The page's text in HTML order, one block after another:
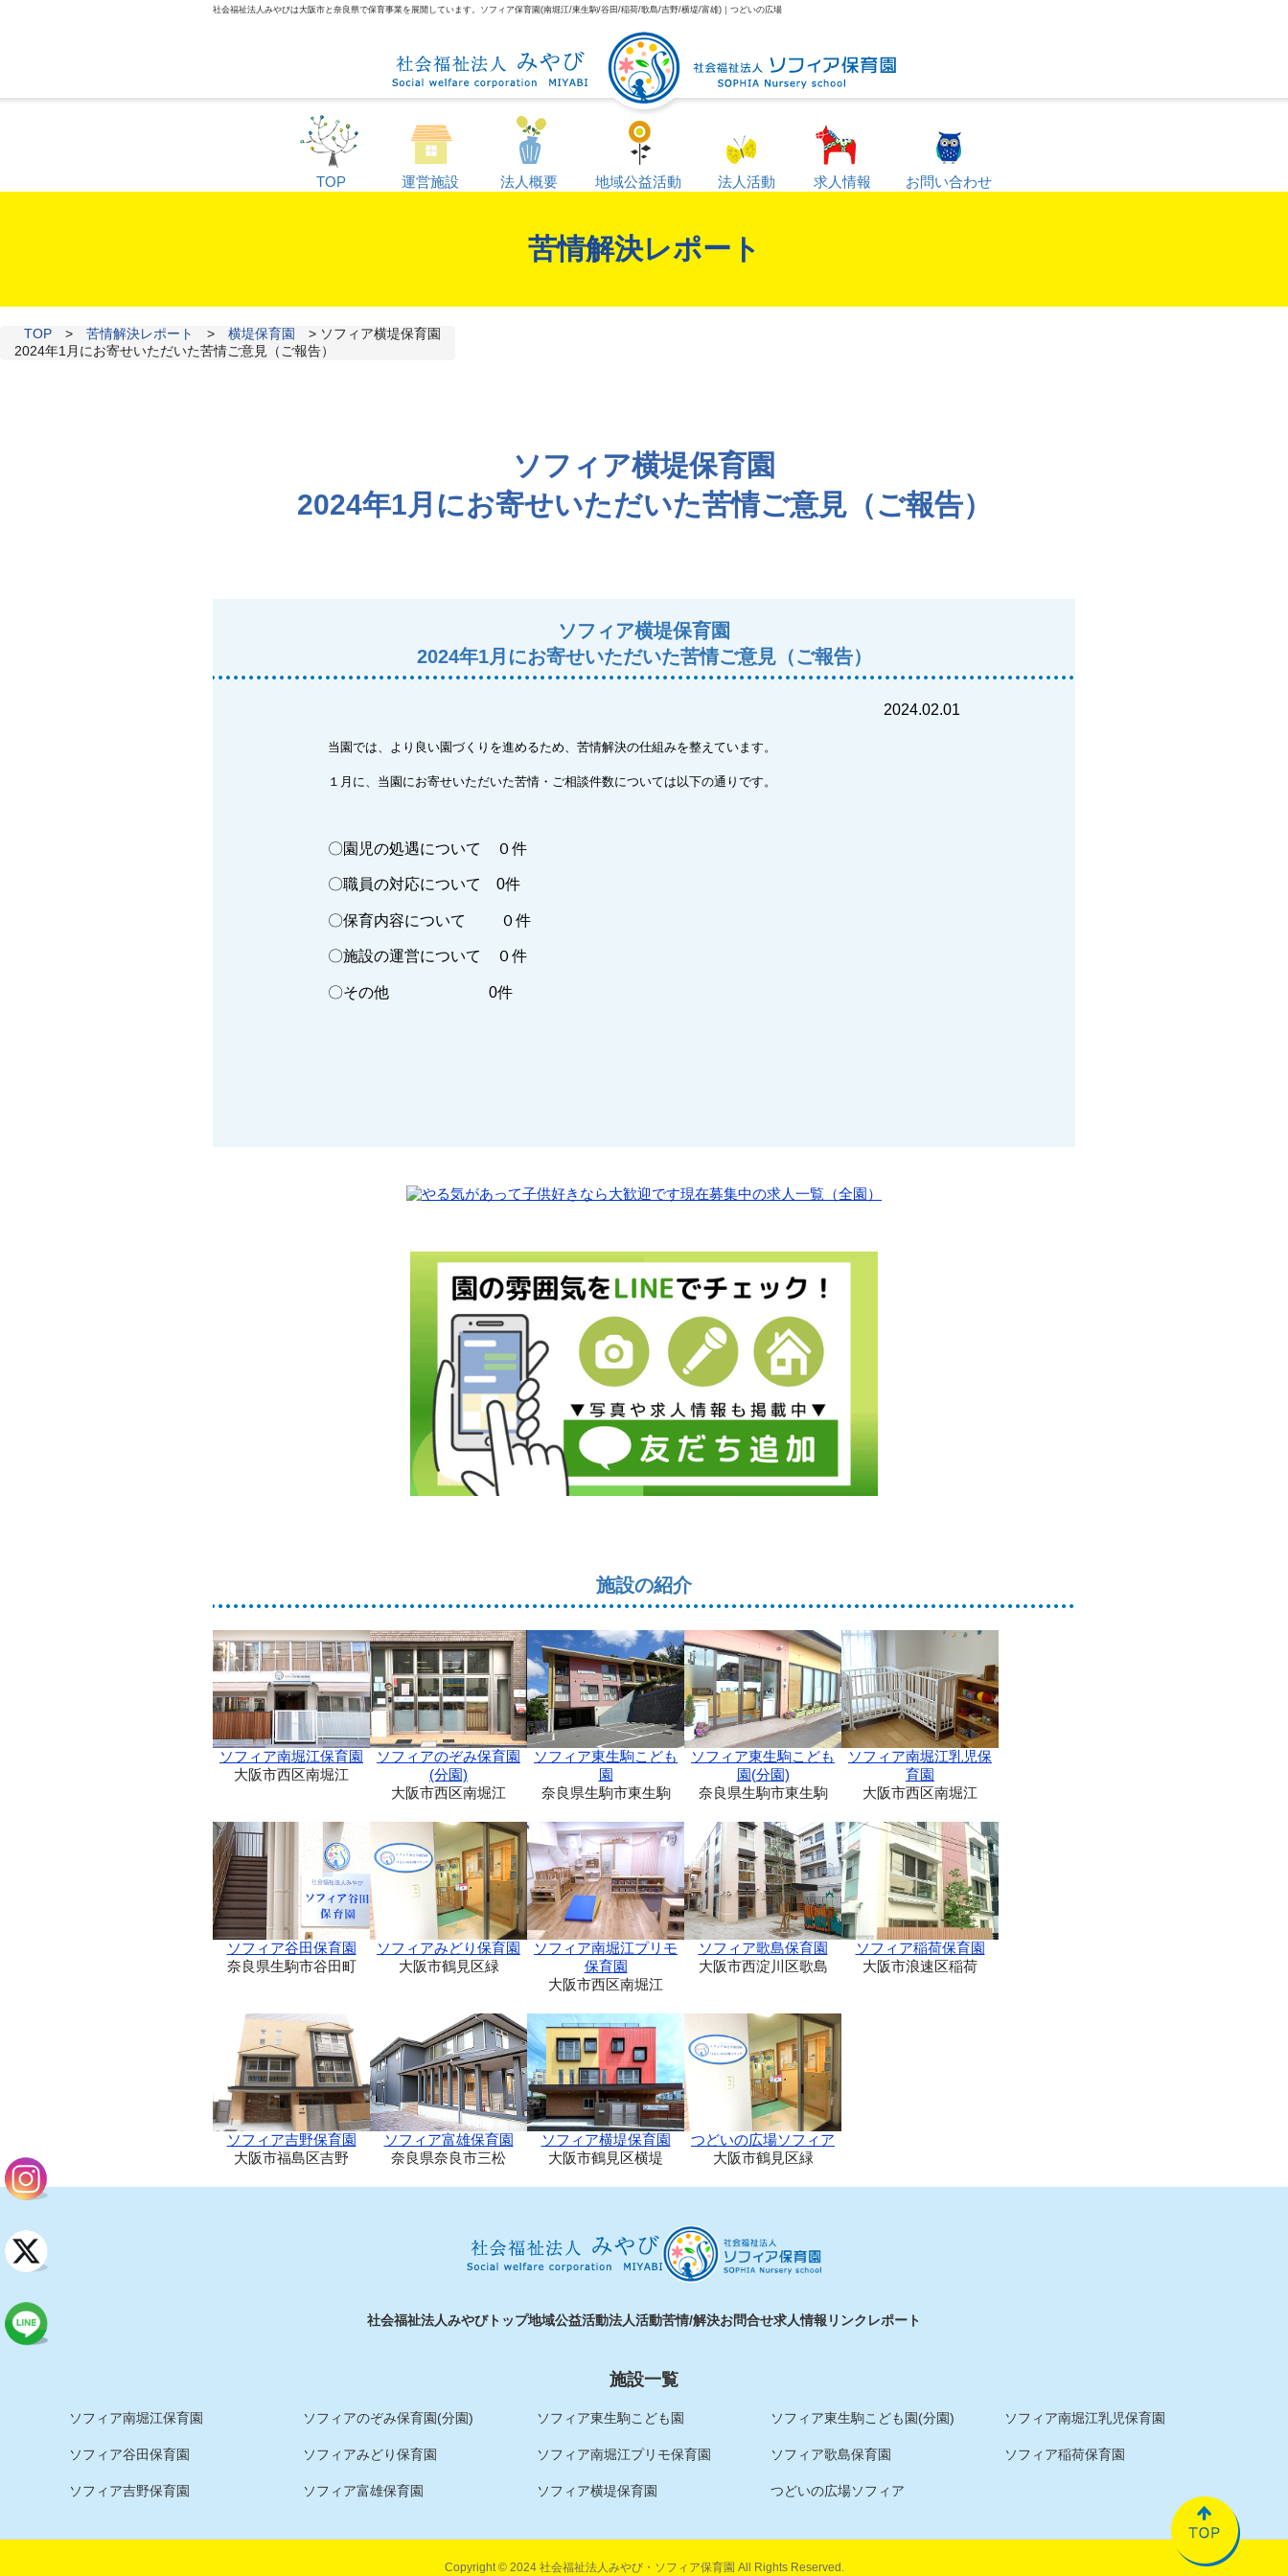
社会福祉法人みやびは大阪市と奈良県で保育事業を展開しています。ソフィア保育園(南堀江/東生駒/谷田/稲荷/歌島/吉野/横堤/富雄)｜つどいの広場
TOP 運営施設 法人概要 地域公益活動 法人活動 求人情報 お問い合わせ
苦情解決レポート
TOP > 苦情解決レポート > 横堤保育園 > ソフィア横堤保育園
2024年1月にお寄せいただいた苦情ご意見（ご報告）
ソフィア横堤保育園
2024年1月にお寄せいただいた苦情ご意見（ご報告）
ソフィア横堤保育園
2024年1月にお寄せいただいた苦情ご意見（ご報告）
2024.02.01
当園では、より良い園づくりを進めるため、苦情解決の仕組みを整えています。
１月に、当園にお寄せいただいた苦情・ご相談件数については以下の通りです。
〇園児の処遇について ０件
〇職員の対応について 0件
〇保育内容について ０件
〇施設の運営について ０件
〇その他 0件
施設の紹介
ソフィア南堀江保育園
大阪市西区南堀江
ソフィアのぞみ保育園
(分園)
大阪市西区南堀江
ソフィア東生駒こども
園
奈良県生駒市東生駒
ソフィア東生駒こども
園(分園)
奈良県生駒市東生駒
ソフィア南堀江乳児保
育園
大阪市西区南堀江
ソフィア谷田保育園
奈良県生駒市谷田町
ソフィアみどり保育園
大阪市鶴見区緑
ソフィア南堀江プリモ
保育園
大阪市西区南堀江
ソフィア歌島保育園
大阪市西淀川区歌島
ソフィア稲荷保育園
大阪市浪速区稲荷
ソフィア吉野保育園
大阪市福島区吉野
ソフィア富雄保育園
奈良県奈良市三松
ソフィア横堤保育園
大阪市鶴見区横堤
つどいの広場ソフィア
大阪市鶴見区緑
社会福祉法人みやびトップ地域公益活動法人活動苦情/解決お問合せ求人情報 リンク レポート
施設一覧
ソフィア南堀江保育園 ソフィアのぞみ保育園(分園) ソフィア東生駒こども園 ソフィア東生駒こども園(分園) ソフィア南堀江乳児保育園
ソフィア谷田保育園 ソフィアみどり保育園 ソフィア南堀江プリモ保育園 ソフィア歌島保育園 ソフィア稲荷保育園
ソフィア吉野保育園 ソフィア富雄保育園 ソフィア横堤保育園 つどいの広場ソフィア
Copyright © 2024 社会福祉法人みやび・ソフィア保育園 All Rights Reserved.